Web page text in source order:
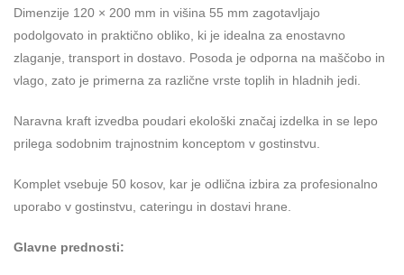
Dimenzije 120 × 200 mm in višina 55 mm zagotavljajo
podolgovato in praktično obliko, ki je idealna za enostavno
zlaganje, transport in dostavo. Posoda je odporna na maščobo in
vlago, zato je primerna za različne vrste toplih in hladnih jedi.
Naravna kraft izvedba poudari ekološki značaj izdelka in se lepo
prilega sodobnim trajnostnim konceptom v gostinstvu.
Komplet vsebuje 50 kosov, kar je odlična izbira za profesionalno
uporabo v gostinstvu, cateringu in dostavi hrane.
Glavne prednosti: